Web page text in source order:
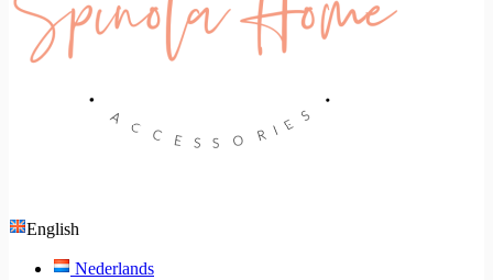
English
Nederlands